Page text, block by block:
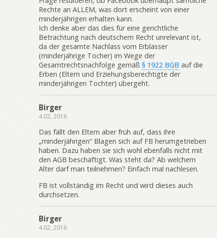
Rechte an ALLEM, was dort erscheint von einer
minderjährigen erhalten kann.
Ich denke aber das dies für eine gerichtliche
Betrachtung nach deutschem Recht unrelevant ist,
da der gesamte Nachlass vom Erblasser
(minderjährige Tocher) im Wege der
Gesamtrechtsnachfolge gemäß § 1922 BGB auf die
Erben (Eltern und Erziehungsberechtigte der
minderjährigen Tochter) übergeht.
Birger
4.02, 2016
Das fällt den Eltern aber früh auf, dass ihre
„minderjährigen“ Blagen sich auf FB herumgetrieben
haben. Dazu haben sie sich wohl ebenfalls nicht mit
den AGB beschäftigt. Was steht da? Ab welchem
Alter darf man teilnehmen? Einfach mal nachlesen.
FB ist vollständig im Recht und wird dieses auch
durchsetzen.
Birger
4.02, 2016